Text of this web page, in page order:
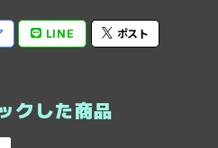
LINE ポスト
クした商品